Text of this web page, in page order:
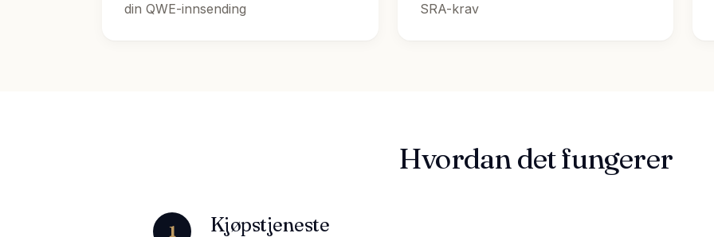
din QWE-innsending
SRA-krav
Hvordan det fungerer
1 Kjøpstjeneste